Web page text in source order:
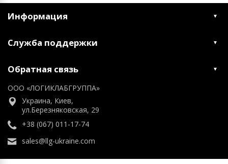
Информация
Служба поддержки
Обратная связь
ООО «ЛОГИКЛАБГРУППА»
Украина, Киев,
ул.Березняковская, 29
+38 (067) 011-17-74
sales@llg-ukraine.com